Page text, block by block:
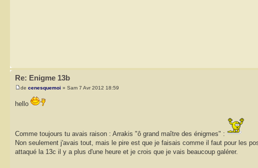
Re: Enigme 13b
de cenesquemoi » Sam 7 Avr 2012 18:59
hello
Comme toujours tu avais raison : Arrakis "ô grand maître des énigmes" :
Non seulement j'avais tout, mais le pire est que je faisais comme il faut pour les
attaqué la 13c il y a plus d'une heure et je crois que je vais beaucoup galérer.